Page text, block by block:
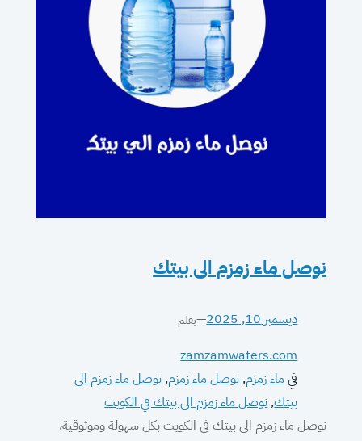
نوصل ماء زمزم الى بيتك
ديسمبر 10, 2025 —بقلم
zamzamwaters.com
فيماء زمزم, نوصل ماء زمزم, نوصل ماء زمزم الى
بيتك, نوصل ماء زمزم الى بيتك في الكويت
نوصل ماء زمزم الى بيتك في الكويت بكل سهولة وموثوقية،